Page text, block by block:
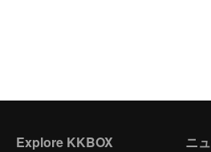
Explore KKBOX ニ